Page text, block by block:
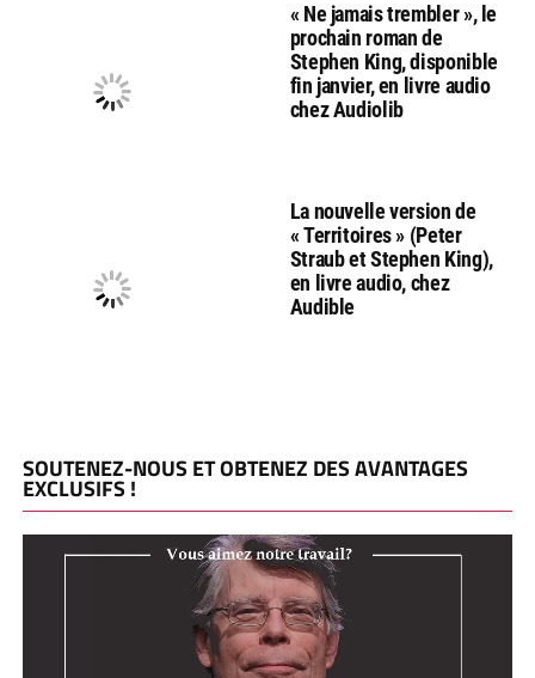
« Ne jamais trembler », le
prochain roman de
Stephen King, disponible
fin janvier, en livre audio
chez Audiolib
La nouvelle version de
« Territoires » (Peter
Straub et Stephen King),
en livre audio, chez
Audible
SOUTENEZ-NOUS ET OBTENEZ DES AVANTAGES
EXCLUSIFS !